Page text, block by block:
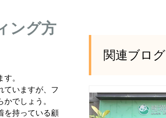
ング方
。
ていますが、フ
でしょう。
を持っている顧
関連ブログ